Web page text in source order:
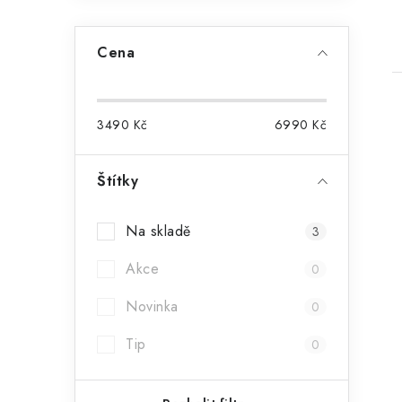
Cena
3490 Kč 6990 Kč
Štítky
Na skladě 3
Akce 0
Novinka 0
Tip 0